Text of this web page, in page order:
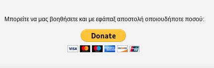
Μπορείτε να μας βοηθήσετε και με εφάπαξ αποστολή οποιουδήποτε ποσού: